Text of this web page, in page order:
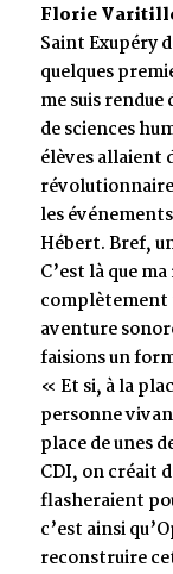
Florie
Saint Exupéry
quelques
me suis
de sciences
élèves allaient
les
Hébert. Bref,
C’est là que
complètement
aventure
faisions un
« Et si, à la
personne
place de unes
CDI, on créait
flasheraient
c’est ainsi
reconstruire